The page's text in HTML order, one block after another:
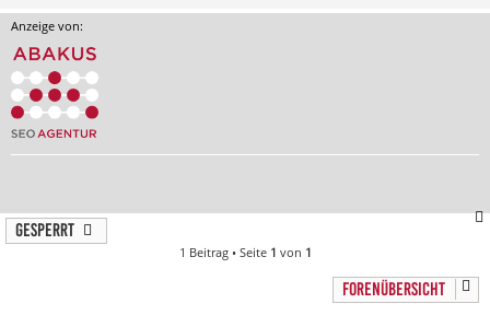
Anzeige von:
Gesperrt
1 Beitrag • Seite 1 von 1
FORENÜBERSICHT